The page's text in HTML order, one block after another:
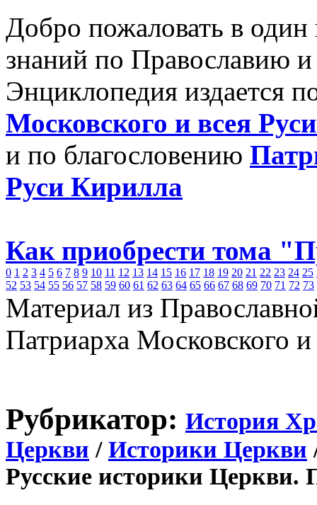
Добро пожаловать в
знаний по Православию
Энциклопедия издается
Московского и всея
и по благословению
Руси Кирилла
Как приобрести тома
0 1 2 3 4 5 6 7 8 9 10 11 12 13 14 15 16 17 18 19 20 21 22 23 24 25
52 53 54 55 56 57 58 59 60 61 62 63 64 65 66 67 68 69 70 71 72 73
Материал из
Патриарха Московского
Рубрикатор: История
Церкви / Историки Церкви
Русские историки Церкви.